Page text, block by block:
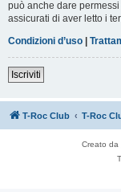
può anche dare
assicurati di aver letto i
Condizioni d’uso |
Iscriviti
T-Roc Club T-Roc
Creato da